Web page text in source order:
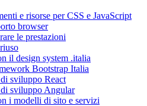
e risorse per CSS e JavaScript
browser
le prestazioni
il design system .italia
Bootstrap Italia
sviluppo React
sviluppo Angular
i modelli di sito e servizi